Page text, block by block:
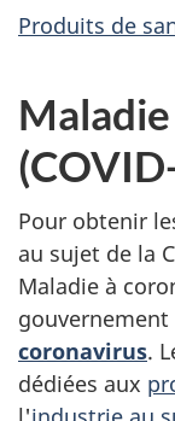
Produits de
Pour obtenir
au sujet de la
Maladie à
gouvernement
coronavirus.
dédiées aux